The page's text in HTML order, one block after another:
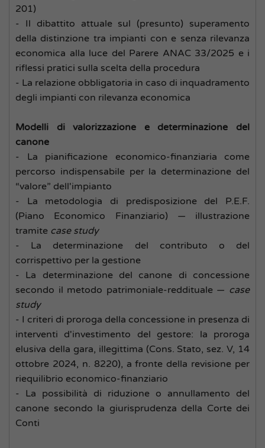
201)
- Il dibattito attuale sul (presunto) superamento
della distinzione tra impianti con e senza rilevanza
economica alla luce del Parere ANAC 33/2025 e i
riflessi pratici sulla scelta della procedura
- La relazione obbligatoria in caso di inquadramento
degli impianti con rilevanza economica
Modelli di valorizzazione e determinazione del
canone
- La pianificazione economico-finanziaria come
percorso indispensabile per la determinazione del
“valore” dell'impianto
- La metodologia di predisposizione del P.E.F.
(Piano Economico Finanziario) — illustrazione
tramite case study
- La determinazione del contributo o del
corrispettivo per la gestione
- La determinazione del canone di concessione
secondo il metodo patrimoniale-reddituale — case
study
- I criteri di proroga della concessione in presenza di
interventi d'investimento del gestore: la proroga
elusiva della gara, illegittima (Cons. Stato, sez. V, 14
ottobre 2024, n. 8220), a fronte della revisione per
riequilibrio economico-finanziario
- La possibilità di riduzione o annullamento del
canone secondo la giurisprudenza della Corte dei
Conti